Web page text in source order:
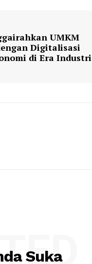
UMKM
Digitalisasi
di Era Industri
Suka